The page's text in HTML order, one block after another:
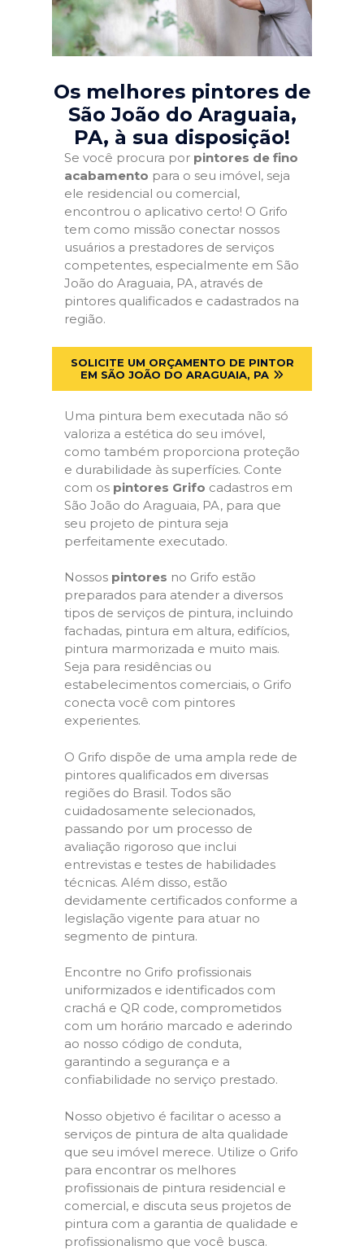
Os melhores pintores de
São João do Araguaia,
PA, à sua disposição!
Se você procura por pintores de fino
acabamento para o seu imóvel, seja
ele residencial ou comercial,
encontrou o aplicativo certo! O Grifo
tem como missão conectar nossos
usuários a prestadores de serviços
competentes, especialmente em São
João do Araguaia, PA, através de
pintores qualificados e cadastrados na
região.
SOLICITE UM ORÇAMENTO DE PINTOR
EM SÃO JOÃO DO ARAGUAIA, PA
Uma pintura bem executada não só
valoriza a estética do seu imóvel,
como também proporciona proteção
e durabilidade às superfícies. Conte
com os pintores Grifo cadastros em
São João do Araguaia, PA, para que
seu projeto de pintura seja
perfeitamente executado.
Nossos pintores no Grifo estão
preparados para atender a diversos
tipos de serviços de pintura, incluindo
fachadas, pintura em altura, edifícios,
pintura marmorizada e muito mais.
Seja para residências ou
estabelecimentos comerciais, o Grifo
conecta você com pintores
experientes.
O Grifo dispõe de uma ampla rede de
pintores qualificados em diversas
regiões do Brasil. Todos são
cuidadosamente selecionados,
passando por um processo de
avaliação rigoroso que inclui
entrevistas e testes de habilidades
técnicas. Além disso, estão
devidamente certificados conforme a
legislação vigente para atuar no
segmento de pintura.
Encontre no Grifo profissionais
uniformizados e identificados com
crachá e QR code, comprometidos
com um horário marcado e aderindo
ao nosso código de conduta,
garantindo a segurança e a
confiabilidade no serviço prestado.
Nosso objetivo é facilitar o acesso a
serviços de pintura de alta qualidade
que seu imóvel merece. Utilize o Grifo
para encontrar os melhores
profissionais de pintura residencial e
comercial, e discuta seus projetos de
pintura com a garantia de qualidade e
profissionalismo que você busca.